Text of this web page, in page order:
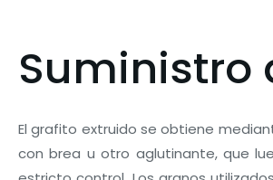
Suministro
El grafito extruido se obtiene
con brea u otro aglutinante, que